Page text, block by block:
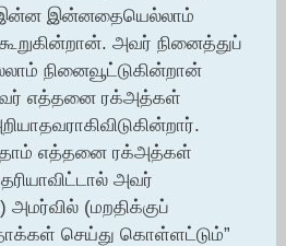
‘இன்ன இன்னதையெல்லாம்
அவர் நினைத்துப்
நினைவூட்டுகின்றான்
எத்தனை ரக்அத்கள்
தாம் எத்தனை ரக்அத்கள்
அவர்
(மறதிக்குப்
செய்து கொள்ளட்டும்”